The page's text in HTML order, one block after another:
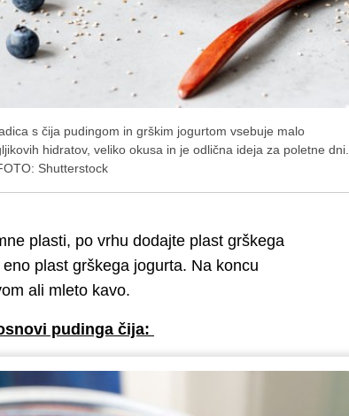
s čija pudingom in grškim jogurtom vsebuje malo
hidratov, veliko okusa in je odlična ideja za poletne dni.
Shutterstock
plasti, po vrhu dodajte plast grškega
plast grškega jogurta. Na koncu
ali mleto kavo.
pudinga čija: